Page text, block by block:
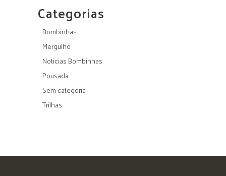
Categorias
Bombinhas
Mergulho
Noticias Bombinhas
Pousada
Sem categoria
Trilhas